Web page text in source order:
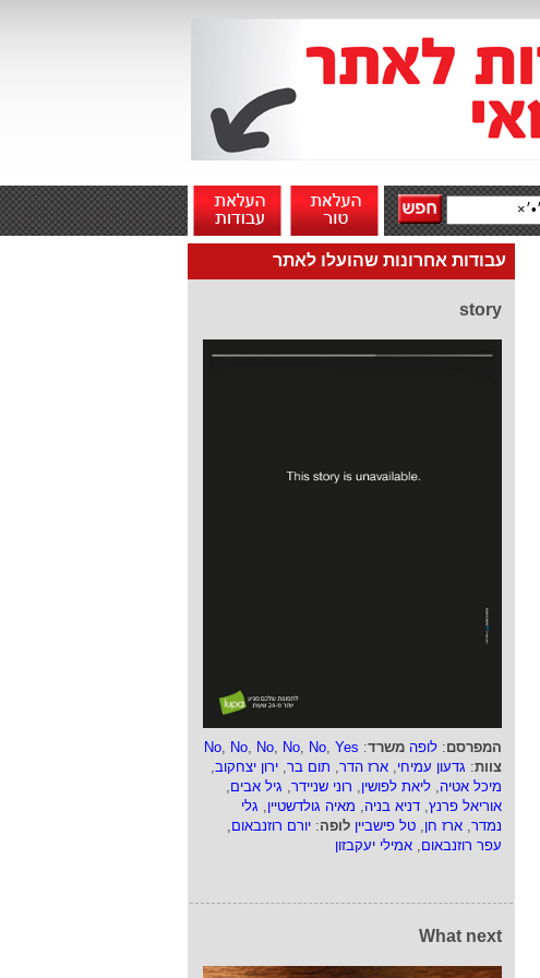
עבודות אחרונות שהועלו לאתר
story
המפרסם: לופה משרד:
No, No, No, No, No, Yes
צוות: גדעון עמיחי, ארז הדר, תום בר, ירון יצחקוב,
מיכל אטיה, ליאת לפושין, רוני שניידר, גיל אבים,
אוריאל פרנץ, דניא בניה, מאיה גולדשטיין, גלי
נמדר, ארז חן, טל פישביין לופה: יורם רוזנבאום,
עפר רוזנבאום, אמילי יעקבזון
What next